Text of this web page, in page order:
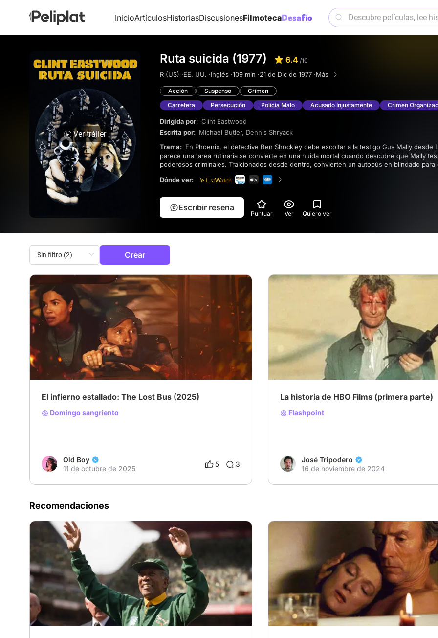
InicioArtículosHistoriasDiscusionesFilmoteca
Ver tráiler
Ruta suicida (1977) 6.4 /10
R (US) ·EE. UU. ·Inglés ·109 min ·21 de Dic de 1977 ·Más
Acción Suspenso
Crimen
Carretera
Persecución Policía Malo Acusado Injustamente Crimen
Dirigida por: Clint Eastwood
Escrita por: Michael Butler, Dennis Shryack
Trama:
parece una tarea rutinaria se convierte en una huida mortal cuando descubre que Mally
poderosos criminales. Traicionados desde dentro, convierten un autobús en blindado para
Dónde ver:
Escribir reseña
Puntuar Ver Quiero ver
Crear
El infierno estallado: The Lost Bus (2025)
Domingo sangriento
Old Boy
11 de octubre de 2025
5 3
# HBO Originals
La historia de HBO Films (primera parte)
Flashpoint
José Tripodero
16 de noviembre de 2024
Recomendaciones